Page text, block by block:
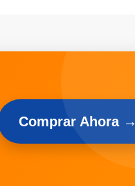
Comprar Ahora →